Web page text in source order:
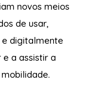
novos meios
de usar,
e digitalmente
e a assistir a